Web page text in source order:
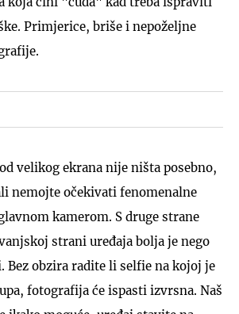
Primjerice, briše i nepoželjne
velikog ekrana nije ništa posebno,
nemojte očekivati fenomenalne
kamerom. S druge strane
strani uređaja bolja je nego
Bez obzira radite li selfie na kojoj je
fotografija će ispasti izvrsna. Naš